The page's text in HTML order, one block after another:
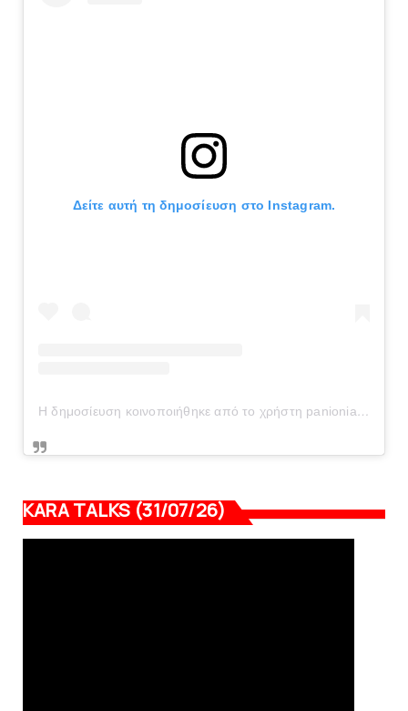
Δείτε αυτή τη δημοσίευση στο Instagram.
Η δημοσίευση κοινοποιήθηκε από το χρήστη panionianea.gr (@panionianea.gr)
KARA TALKS (31/07/26)